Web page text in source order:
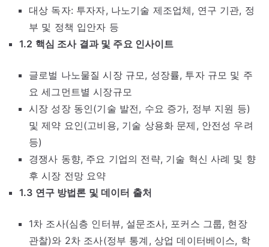
대상 독자: 투자자, 나노기술 제조업체, 연구 기관, 정
부 및 정책 입안자 등
1.2 핵심 조사 결과 및 주요 인사이트
글로벌 나노물질 시장 규모, 성장률, 투자 규모 및 주
요 세그먼트별 시장규모
시장 성장 동인(기술 발전, 수요 증가, 정부 지원 등)
및 제약 요인(고비용, 기술 상용화 문제, 안전성 우려
등)
경쟁사 동향, 주요 기업의 전략, 기술 혁신 사례 및 향
후 시장 전망 요약
1.3 연구 방법론 및 데이터 출처
1차 조사(심층 인터뷰, 설문조사, 포커스 그룹, 현장
관찰)와 2차 조사(정부 통계, 상업 데이터베이스, 학